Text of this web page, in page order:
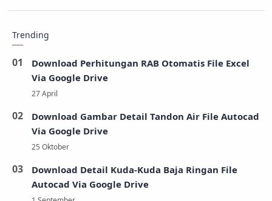
Trending
Download Perhitungan RAB Otomatis File Excel
Via Google Drive
Download Gambar Detail Tandon Air File Autocad
Via Google Drive
Download Detail Kuda-Kuda Baja Ringan File
Autocad Via Google Drive